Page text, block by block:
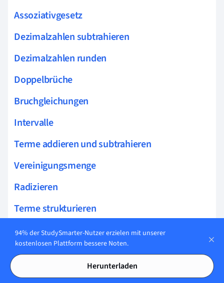
Assoziativgesetz
Dezimalzahlen subtrahieren
Dezimalzahlen runden
Doppelbrüche
Bruchgleichungen
Intervalle
Terme addieren und subtrahieren
Vereinigungsmenge
Radizieren
Terme strukturieren
Äquivalenzumformung Ungleichung
Maßstab berechnen
Determinante 3x3 Matrix
94% der StudySmarter-Nutzer erzielen mit unserer
kostenlosen Plattform bessere Noten.
Herunterladen